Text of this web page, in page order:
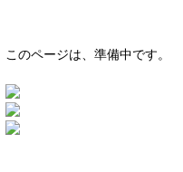
このページは、準備中です。